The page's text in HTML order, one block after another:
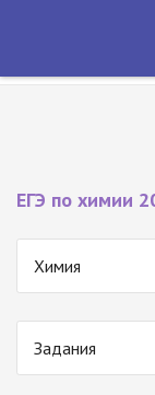
ЕГЭ по химии
Химия
Задания